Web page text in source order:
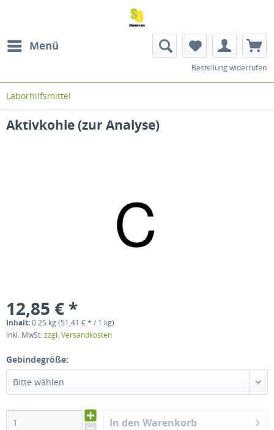
Menü
Bestellung widerrufen
Laborhilfsmittel
Aktivkohle (zur Analyse)
12,85 € *
Inhalt:0.25 kg (51,41 € * / 1 kg)
inkl. MwSt.zzgl. Versandkosten
Gebindegröße:
Bitte wählen
In den Warenkorb